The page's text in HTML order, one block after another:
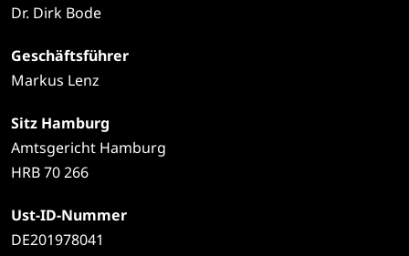
Dr. Dirk Bode
Geschäftsführer
Markus Lenz
Sitz Hamburg
Amtsgericht Hamburg
HRB 70 266
Ust-ID-Nummer
DE201978041